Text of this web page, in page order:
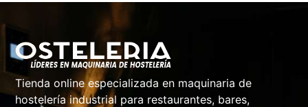
Tienda online especializada en maquinaria de
hostelería industrial para restaurantes, bares,